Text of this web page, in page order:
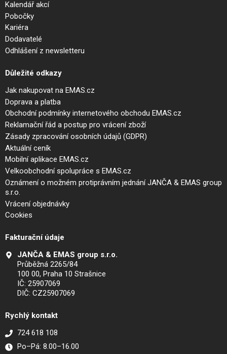
Kalendář akcí
Pobočky
Kariéra
Dodavatelé
Odhlášení z newsletteru
Důležité odkazy
Jak nakupovat na EMAS.cz
Doprava a platba
Obchodní podmínky internetového obchodu EMAS.cz
Reklamační řád a postup pro vrácení zboží
Zásady zpracování osobních údajů (GDPR)
Aktuální ceník
Mobilní aplikace EMAS.cz
Velkoobchodní spolupráce s EMAS.cz
Oznámení o možném protiprávním jednání JANČA & EMAS group
s.r.o.
Vrácení objednávky
Cookies
Fakturační údaje
JANČA & EMAS group s.r.o.
Průběžná 2265/84
100 00, Praha 10 Strašnice
IČ: 25907069
DIČ: CZ25907069
Rychlý kontakt
724 618 108
Po–Pá: 8.00–16.00